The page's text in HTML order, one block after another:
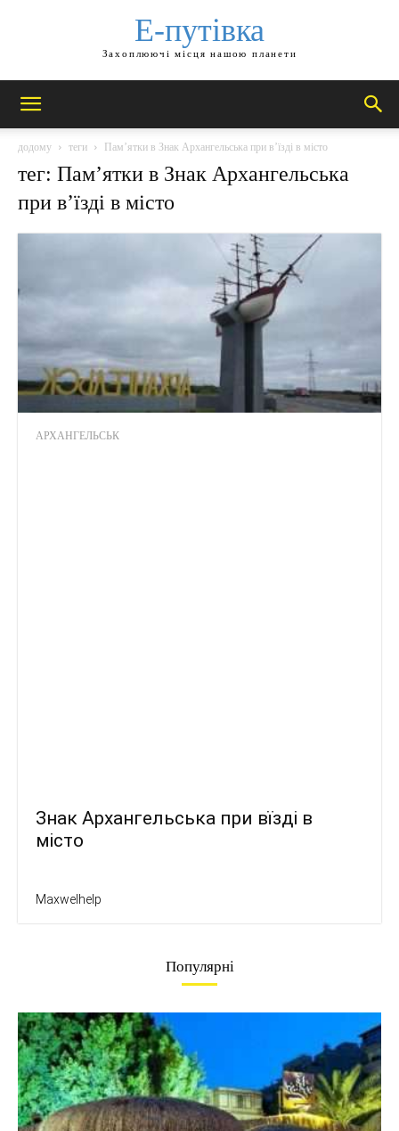
Е-путівка
Захоплюючі місця нашою планети
додому теги Пам’ятки в Знак Архангельська при в’їзді в місто
тег: Пам’ятки в Знак Архангельська
при в’їзді в місто
АРХАНГЕЛЬСЬК
Знак Архангельська при вїзді в
місто
Maxwelhelp
Популярні